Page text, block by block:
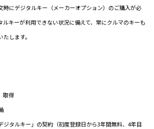
にデジタルキー（メーカーオプション）のご購入が必
キーが利用できない状況に備えて、常にクルマのキーも
します。
取得
ジタルキー」の契約（初度登録日から3年間無料、4年目